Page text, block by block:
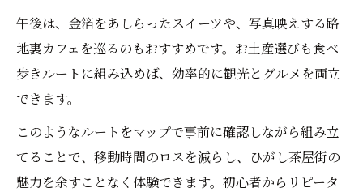
午後は、金箔をあしらったスイーツや、写真映えする路
地裏カフェを巡るのもおすすめです。お土産選びも食べ
歩きルートに組み込めば、効率的に観光とグルメを両立
できます。
このようなルートをマップで事前に確認しながら組み立
てることで、移動時間のロスを減らし、ひがし茶屋街の
魅力を余すことなく体験できます。初心者からリピータ